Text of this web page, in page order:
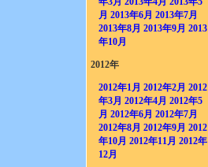
月 2013年6月 2013年7月
2013年8月 2013年9月 2013
年10月
2012年
2012年1月 2012年2月 2012
年3月 2012年4月 2012年5
月 2012年6月 2012年7月
2012年8月 2012年9月 2012
年10月 2012年11月 2012年
12月